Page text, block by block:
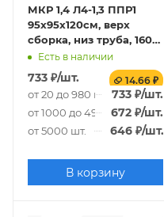
МКР 1,4 Л4-1,3 ППР1
95х95х120см, верх
сборка, низ труба, 160г/
м2Есть в наличии
733 ₽/шт. 14.66 ₽
от 20 до 980 шт. 733₽/шт.
от 1000 до 4980 шт.
672₽/шт.
от 5000 шт. 646 ₽/шт.
В корзину